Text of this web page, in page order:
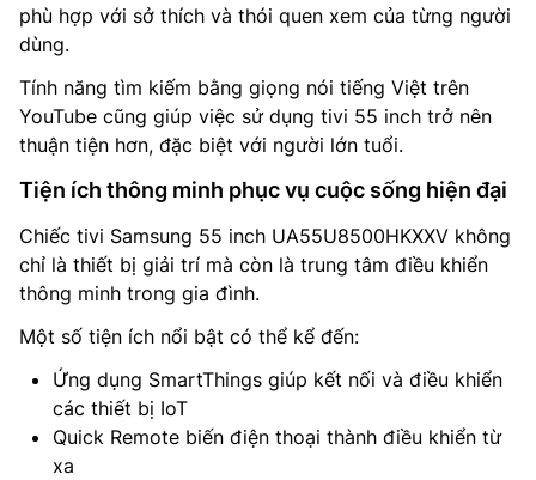
phù hợp với sở thích và thói quen xem của từng người
dùng.
Tính năng tìm kiếm bằng giọng nói tiếng Việt trên
YouTube cũng giúp việc sử dụng tivi 55 inch trở nên
thuận tiện hơn, đặc biệt với người lớn tuổi.
Tiện ích thông minh phục vụ cuộc sống hiện đại
Chiếc tivi Samsung 55 inch UA55U8500HKXXV không
chỉ là thiết bị giải trí mà còn là trung tâm điều khiển
thông minh trong gia đình.
Một số tiện ích nổi bật có thể kể đến:
Ứng dụng SmartThings giúp kết nối và điều khiển
các thiết bị IoT
Quick Remote biến điện thoại thành điều khiển từ
xa